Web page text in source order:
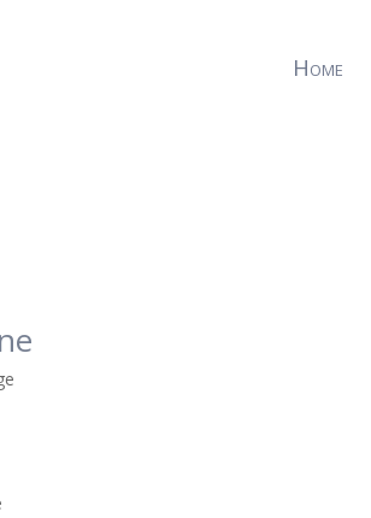
Home